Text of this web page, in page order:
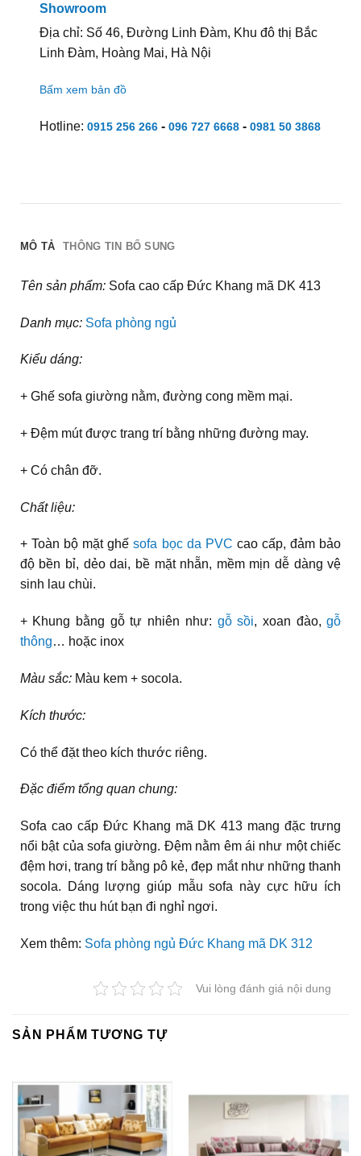
Showroom
Địa chỉ: Số 46, Đường Linh Đàm, Khu đô thị Bắc
Linh Đàm, Hoàng Mai, Hà Nội
Bấm xem bản đồ
Hotline: 0915 256 266- 096 727 6668- 0981 50 3868
MÔ TẢ THÔNG TIN BỔ SUNG
Tên sản phẩm:Sofa cao cấp Đức Khang mã DK 413
Danh mục: Sofa phòng ngủ
Kiểu dáng:
+ Ghế sofa giường nằm, đường cong mềm mại.
+ Đệm mút được trang trí bằng những đường may.
+ Có chân đỡ.
Chất liệu:
+ Toàn bộ mặt ghếsofa bọc da PVC cao cấp, đảm bảo
độ bền bỉ, dẻo dai, bề mặt nhẵn, mềm mịn dễ dàng vệ
sinh lau chùi.
+ Khung bằng gỗ tự nhiên như: gỗ sồi, xoan đào,gỗ
thông… hoặc inox
Màu sắc:Màu kem + socola.
Kích thước:
Có thể đặt theo kích thước riêng.
Đặc điểm tổng quan chung:
Sofa cao cấp Đức Khang mã DK 413 mang đặc trưng
nổi bật của sofa giường. Đệm nằm êm ái như một chiếc
đệm hơi, trang trí bằng pô kẻ, đẹp mắt như những thanh
socola. Dáng lượng giúp mẫu sofa này cực hữu ích
trong việc thu hút bạn đi nghỉ ngơi.
Xem thêm: Sofa phòng ngủ Đức Khang mã DK 312
Vui lòng đánh giá nội dung
SẢN PHẨM TƯƠNG TỰ